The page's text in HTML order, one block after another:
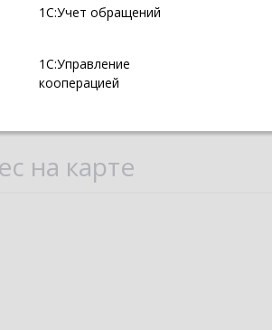
1С:Учет обращений
1С:Управление
кооперацией
на карте